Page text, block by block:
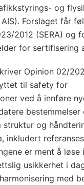
og
Forslaget får
2012 (SERA) og
for sertifisering
Opinion 02/
til safety for
ved å innføre
bestemmelser
struktur og
inkludert
er ment å
usikkerhet i
med